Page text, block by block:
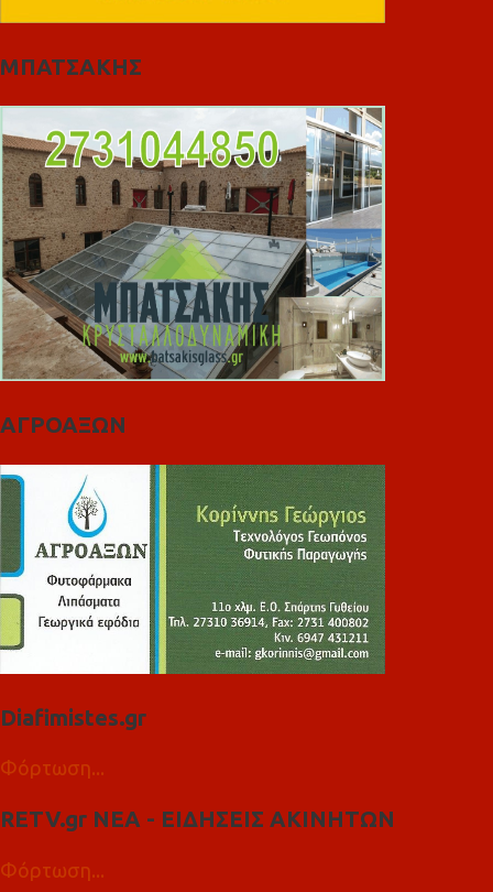
ΜΠΑΤΣΑΚΗΣ
ΑΓΡΟΑΞΩΝ
Diafimistes.gr
Φόρτωση...
RETV.gr ΝΕΑ - ΕΙΔΗΣΕΙΣ ΑΚΙΝΗΤΩΝ
Φόρτωση...